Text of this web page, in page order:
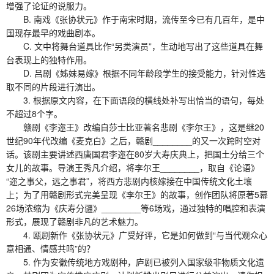
增强了论证的说服力。
B. 南戏《张协状元》作于南宋时期，流传至今已有几百年，是中
国现存最早的戏曲剧本。
C. 文中将舞台道具比作“另类演员”，生动地写出了这些道具在舞
台表现上的独特作用。
D. 吕剧《姊妹易嫁》根据不同年龄段学生的接受能力，针对性选
取不同的片段进行演出。
3. 根据原文内容，在下面语段的横线处补写出恰当的语句，每处
不超过8个字。
赣剧《李迩王》改编自莎士比亚著名悲剧《李尔王》，这是继20
世纪90年代改编《麦克白》之后，赣剧________的又一次跨时空对
话。该剧主要讲述西唐国君李迩在80岁大寿庆典上，把国土分给三个
女儿的故事。导演王秀凡介绍，将李尔王________，取自《论语》
“迩之事父，远之事君”，将西方悲剧内核嫁接在中国传统文化土壤
上；为了用赣剧形式完美呈现《李尔王》的故事，创作团队将原著5幕
26场浓缩为《庆寿分疆》________等6场戏，通过独特的唱腔和表演
形式，展现了赣剧非凡的艺术魅力。
4. 瓯剧新作《张协状元》广受好评，它是如何做到“与当代观众心
意相通、情感共鸣”的？
5. 作为安徽传统地方戏剧种，庐剧已被列入国家级非物质文化遗